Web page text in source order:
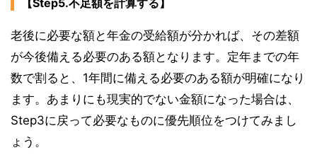
老後に必要な額と年金の受給額が分かれば、その差額
が今後備える必要のある額となります。定年までの年
数で割ると、1年間に備える必要のある額が明確になり
ます。あまりにも現実的でない金額になった場合は、
Step3に戻って必要なものに優先順位をつけてみまし
ょう。